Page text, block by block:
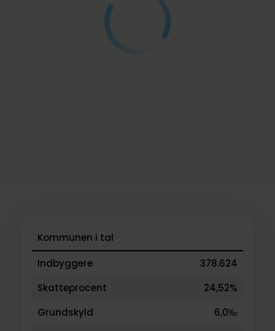
Kommunen i tal
Indbyggere
378.624
Skatteprocent
24,52%
Grundskyld
6,0‰